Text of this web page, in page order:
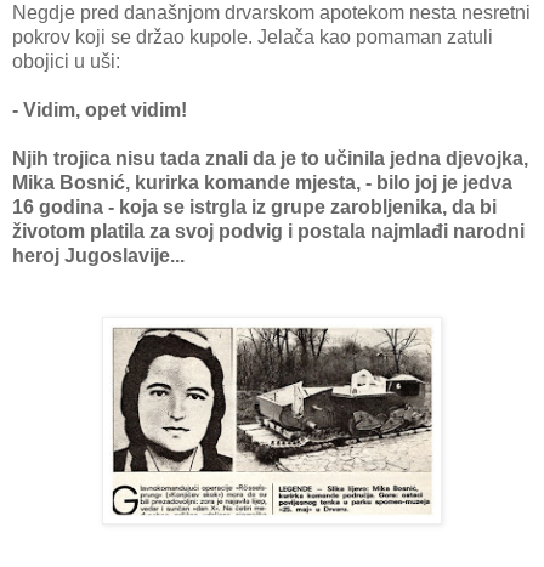
Negdje pred današnjom drvarskom apotekom nesta nesretni
pokrov koji se držao kupole. Jelača kao pomaman zatuli
obojici u uši:
- Vidim, opet vidim!
Njih trojica nisu tada znali da je to učinila jedna djevojka,
Mika Bosnić, kurirka komande mjesta, - bilo joj je jedva
16 godina - koja se istrgla iz grupe zarobljenika, da bi
životom platila za svoj podvig i postala najmlađi narodni
heroj Jugoslavije...